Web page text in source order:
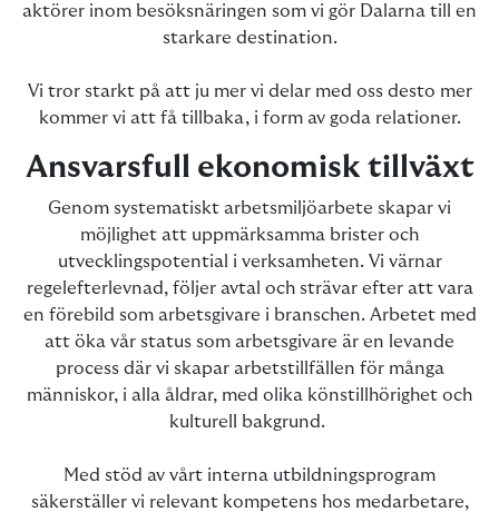
aktörer inom besöksnäringen som vi gör Dalarna till en
starkare destination.
Vi tror starkt på att ju mer vi delar med oss desto mer
kommer vi att få tillbaka, i form av goda relationer.
Ansvarsfull ekonomisk tillväxt
Genom systematiskt arbetsmiljöarbete skapar vi
möjlighet att uppmärksamma brister och
utvecklingspotential i verksamheten. Vi värnar
regelefterlevnad, följer avtal och strävar efter att vara
en förebild som arbetsgivare i branschen. Arbetet med
att öka vår status som arbetsgivare är en levande
process där vi skapar arbetstillfällen för många
människor, i alla åldrar, med olika könstillhörighet och
kulturell bakgrund.
Med stöd av vårt interna utbildningsprogram
säkerställer vi relevant kompetens hos medarbetare,